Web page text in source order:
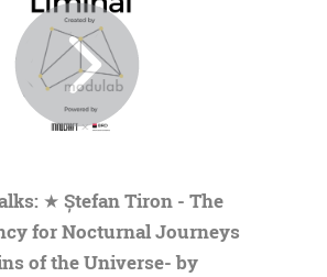
★ Ștefan Tiron - The
for Nocturnal Journeys
of the Universe- by